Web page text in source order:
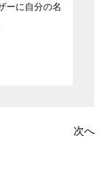
ーに自分の名
次へ